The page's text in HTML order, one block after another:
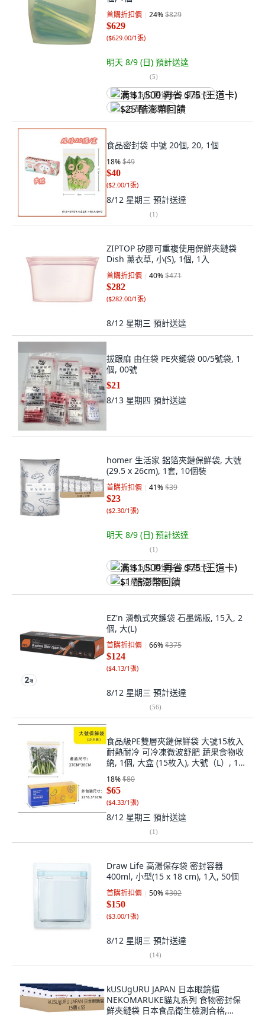
首購折扣價 24%$829
$629
($629.00/1張)
明天 8/9 (日) 預計送達
(5)
满 $1,500 再省 $75 (王道卡)
$25 酷澎幣回饋
食品密封袋 中號 20個, 20, 1個
18%$49
$40
($2.00/1張)
8/12 星期三 預計送達
(1)
ZIPTOP 矽膠可重複使用保鮮夾鏈袋
Dish 薰衣草, 小(S), 1個, 1入
首購折扣價 40%$471
$282
($282.00/1張)
8/12 星期三 預計送達
拔跟麻 由任袋 PE夾鏈袋 00/5號袋, 1
個, 00號
$21
8/13 星期四 預計送達
homer 生活家 鋁箔夾鏈保鮮袋, 大號
(29.5 x 26cm), 1套, 10個裝
首購折扣價 41%$39
$23
($2.30/1張)
明天 8/9 (日) 預計送達
(1)
满 $1,500 再省 $75 (王道卡)
$1 酷澎幣回饋
EZ'n 滑軌式夾鏈袋 石墨烯版, 15入, 2
個, 大(L)
首購折扣價 66%$375
$124
($4.13/1張)
8/12 星期三 預計送達
(56)
食品級PE雙層夾鏈保鮮袋 大號15枚入
耐熱耐冷 可冷凍微波舒肥 蔬果食物收
納, 1個, 大盒 (15枚入), 大號（L）, 15
18%$80
$65
($4.33/1張)
8/12 星期三 預計送達
(1)
Draw Life 高湯保存袋 密封容器
400ml, 小型(15 x 18 cm), 1入, 50個
首購折扣價 50%$302
$150
($3.00/1張)
8/12 星期三 預計送達
(14)
kUSUgURU JAPAN 日本眼鏡貓
NEKOMARUKE貓丸系列 食物密封保
鮮夾鏈袋 日本食品衛生檢測合格,